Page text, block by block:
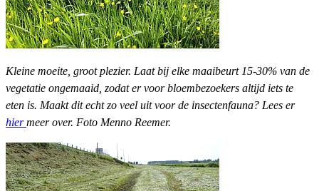
Kleine moeite, groot plezier. Laat bij elke maaibeurt 15-30% van de
vegetatie ongemaaid, zodat er voor bloembezoekers altijd iets te
eten is. Maakt dit echt zo veel uit voor de insectenfauna? Lees er
hiermeer over. Foto Menno Reemer.